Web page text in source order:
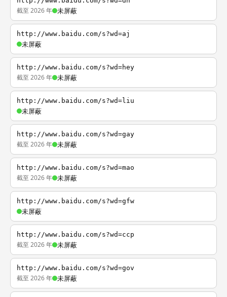
截至 2026 年 未屏蔽
http://www.baidu.com/s?wd=aj
未屏蔽
http://www.baidu.com/s?wd=hey
截至 2026 年 未屏蔽
http://www.baidu.com/s?wd=liu
未屏蔽
http://www.baidu.com/s?wd=gay
截至 2026 年 未屏蔽
http://www.baidu.com/s?wd=mao
截至 2026 年 未屏蔽
http://www.baidu.com/s?wd=gfw
未屏蔽
http://www.baidu.com/s?wd=ccp
截至 2026 年 未屏蔽
http://www.baidu.com/s?wd=gov
截至 2026 年 未屏蔽